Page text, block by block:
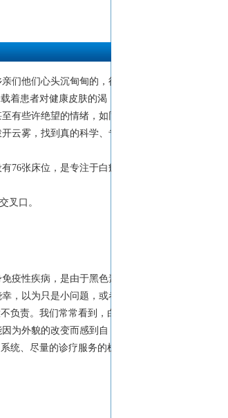
们他们心头沉甸甸的，往
着患者对健康皮肤的渴
有些许绝望的情绪，如同
云雾，找到真的科学、专
76张床位，是专注于白癜
叉口。
疫性疾病，是由于黑色素
，以为只是小问题，或者
负责。我们常常看到，白
为外貌的改变而感到自
统、尽量的诊疗服务的机